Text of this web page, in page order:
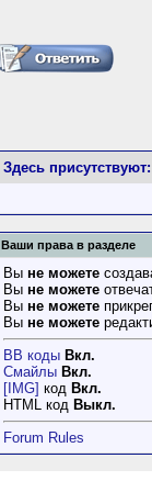
Здесь
Ваши права в разделе
Вы не можете
Вы не можете
Вы не можете
Вы не можете
BB коды Вкл.
Смайлы Вкл.
[IMG] код Вкл.
HTML код Выкл.
Forum Rules